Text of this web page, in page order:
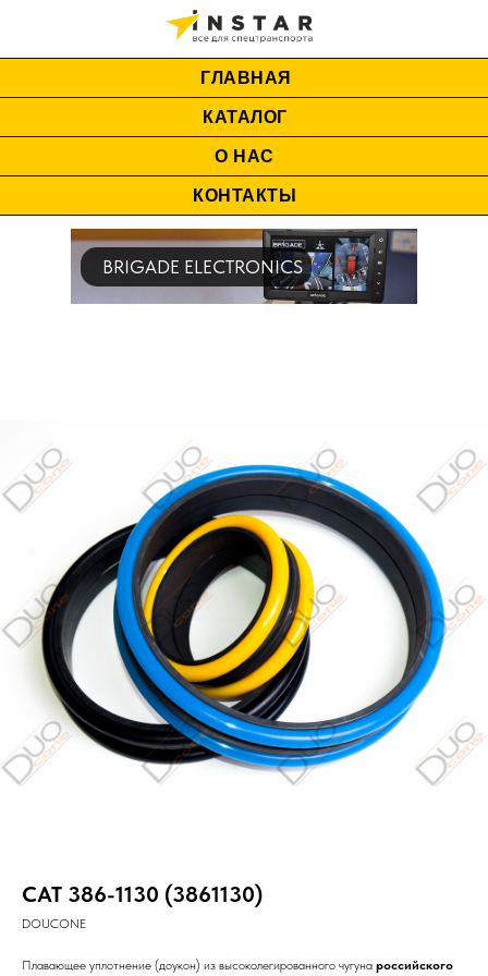
ГЛАВНАЯ
КАТАЛОГ
О НАС
КОНТАКТЫ
BRIGADE ELECTRONICS
CAT 386-1130 (3861130)
DOUCONE
Плавающее уплотнение (доукон) из высоколегированного чугуна российского